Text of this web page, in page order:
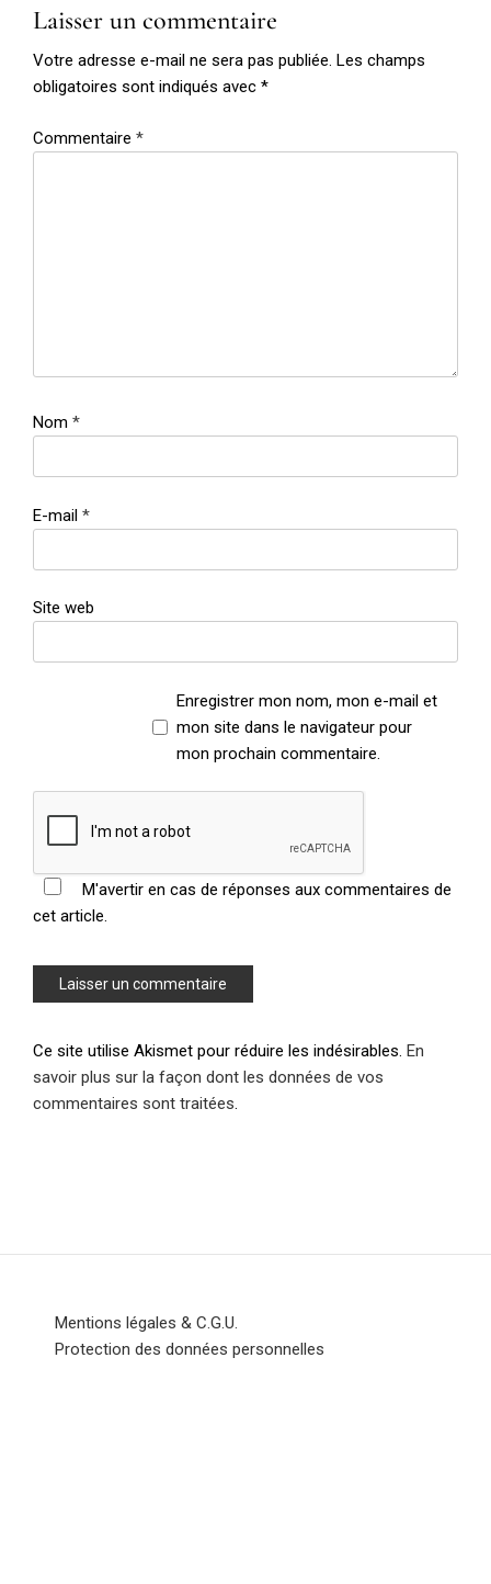
Laisser un commentaire
Votre adresse e-mail ne sera pas publiée. Les champs
obligatoires sont indiqués avec *
Commentaire *
Nom *
E-mail *
Site web
Enregistrer mon nom, mon e-mail et
mon site dans le navigateur pour
mon prochain commentaire.
M'avertir en cas de réponses aux commentaires de
cet article.
Ce site utilise Akismet pour réduire les indésirables. En
savoir plus sur la façon dont les données de vos
commentaires sont traitées.
Mentions légales & C.G.U.
Protection des données personnelles